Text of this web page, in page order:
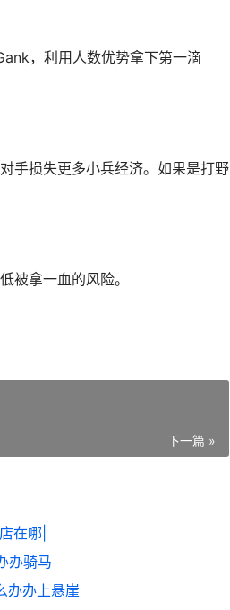
，利用人数优势拿下第一滴
手损失更多小兵经济。如果是打野
被拿一血的风险。
下一篇 »
在哪|
办骑马
办办上悬崖